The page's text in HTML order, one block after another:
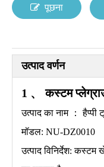
पूछना
उत्पाद वर्णन
1 、 कस्टम
उत्पाद का नाम ： हैप्पी
मॉडल: NU-DZ0010
उत्पाद विनिर्देश: